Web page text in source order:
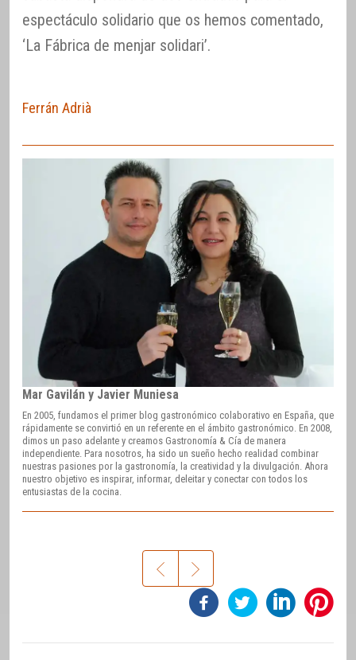
espectáculo solidario que os hemos comentado,
‘La Fábrica de menjar solidari’.
Ferrán Adrià
Mar Gavilán y Javier Muniesa
En 2005, fundamos el primer blog gastronómico colaborativo en España, que
rápidamente se convirtió en un referente en el ámbito gastronómico. En 2008,
dimos un paso adelante y creamos Gastronomía & Cía de manera
independiente. Para nosotros, ha sido un sueño hecho realidad combinar
nuestras pasiones por la gastronomía, la creatividad y la divulgación. Ahora
nuestro objetivo es inspirar, informar, deleitar y conectar con todos los
entusiastas de la cocina.